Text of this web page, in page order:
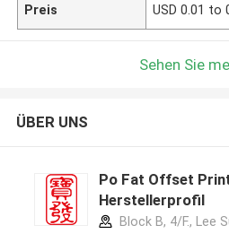
Preis USD 0.01 to
Sehen Sie
ÜBER UNS
Po Fat Offset
Herstellerprofil
Block B, 4/F., Lee